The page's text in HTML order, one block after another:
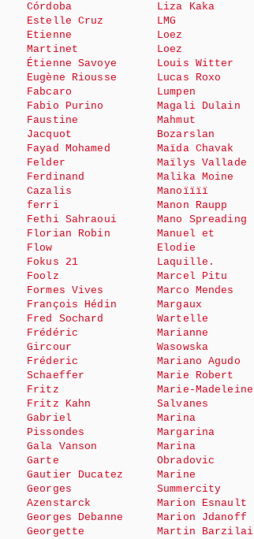
Córdoba
Estelle Cruz
Etienne
Martinet
Étienne Savoye
Eugène Riousse
Fabcaro
Fabio Purino
Faustine
Jacquot
Fayad Mohamed
Felder
Ferdinand
Cazalis
ferri
Fethi Sahraoui
Florian Robin
Flow
Fokus 21
Foolz
Formes Vives
François Hédin
Fred Sochard
Frédéric
Gircour
Fréderic
Schaeffer
Fritz
Fritz Kahn
Gabriel
Pissondes
Gala Vanson
Garte
Gautier Ducatez
Georges
Azenstarck
Georges Debanne
Georgette
Liza Kaka
LMG
Loez
Loez
Louis Witter
Lucas Roxo
Lumpen
Magali Dulain
Mahmut
Bozarslan
Maïda Chavak
Maïlys Vallade
Malika Moine
Manoïïïï
Manon Raupp
Mano Spreading
Manuel et
Elodie
Laquille.
Marcel Pitu
Marco Mendes
Margaux
Wartelle
Marianne
Wasowska
Mariano Agudo
Marie Robert
Marie-Madeleine
Salvanes
Marina
Margarina
Marina
Obradovic
Marine
Summercity
Marion Esnault
Marion Jdanoff
Martin Barzilai